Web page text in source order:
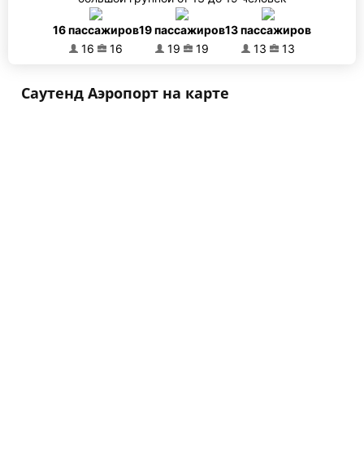
16 пассажиров
16
16
19 пассажиров
19
19
13 пассажиров
13
13
Саутенд Аэропорт на карте